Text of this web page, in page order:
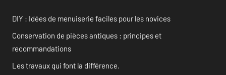
DIY : Idées de menuiserie faciles pour les novices
Conservation de pièces antiques : principes et
recommandations
Les travaux qui font la différence.